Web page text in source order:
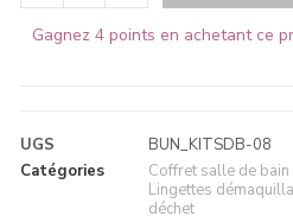
Gagnez 4 points en achetant ce
UGS
BUN_KITSDB-08
Catégories
Coffret salle de
Lingettes
déchet